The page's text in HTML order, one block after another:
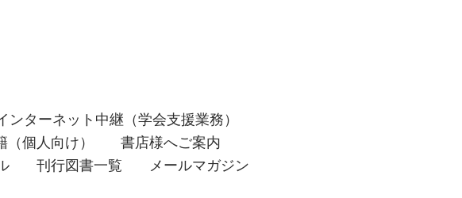
ンターネット中継（学会支援業務）
（個人向け）
書店様へご案内
刊行図書一覧
メールマガジン